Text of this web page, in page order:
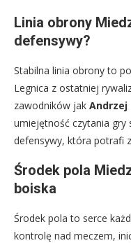
Linia obrony
defensywy?
Stabilna linia obrony to
Legnica z ostatniej
zawodników jak Andrzej
umiejętność czytania gry
defensywy, która potrafi
Środek pola
boiska
Środek pola to serce
kontrolę nad meczem,